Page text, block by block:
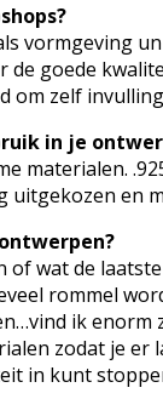
vormgeving
de goede
om zelf
in je
materialen.
uitgekozen en
wat de
rommel
ik enorm
zodat je
in kunt